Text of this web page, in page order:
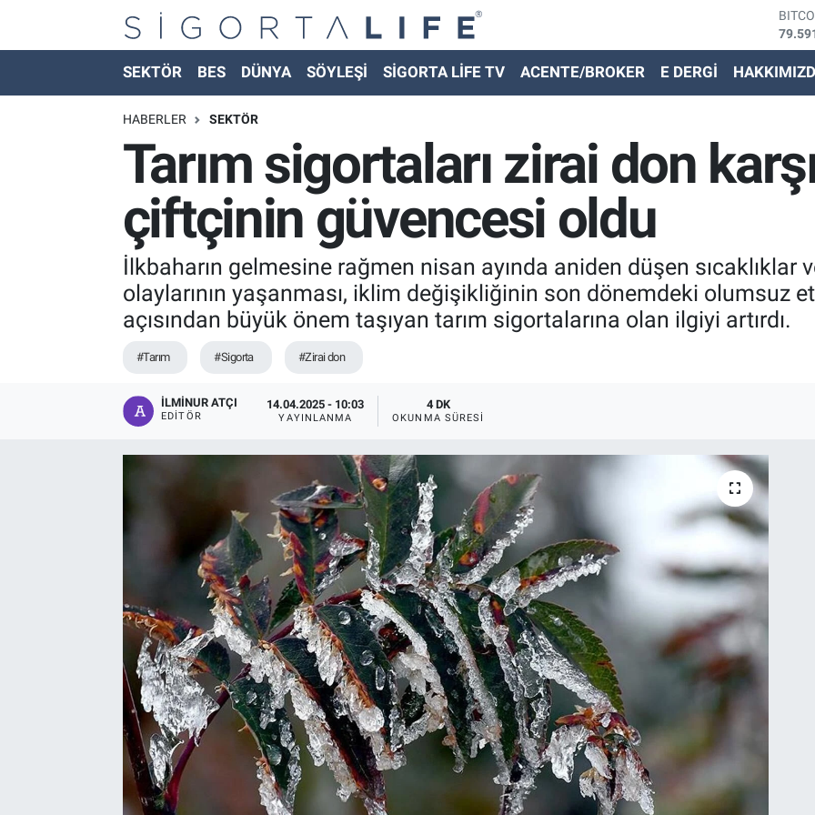
SEKTÖR BES DÜNYA SÖYLEŞİ SİGORTA LİFE TV ACENTE/BROKER E DERGİ
HABERLER SEKTÖR
Tarım sigortaları zirai don
çiftçinin güvencesi oldu
İlkbaharın gelmesine rağmen nisan ayında aniden düşen sıcaklıklar
olaylarının yaşanması, iklim değişikliğinin son dönemdeki olumsuz
açısından büyük önem taşıyan tarım sigortalarına olan ilgiyi artırdı.
#Tarım #Sigorta #Zirai don
İLMINUR ATÇI
EDITÖR
14.04.2025 - 10:03
YAYINLANMA
4 DK
OKUNMA SÜRESI
Nöbetçi Eczaneler
Hava Durumu
Namaz Vakitleri
Trafik Durumu
Süper Lig Puan Durumu ve Fikstür
Tüm Manşetler
Son Dakika Haberleri
Haber Arşivi